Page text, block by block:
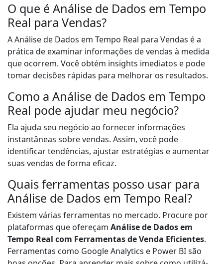
O que é Análise de Dados em Tempo
Real para Vendas?
A Análise de Dados em Tempo Real para Vendas é a
prática de examinar informações de vendas à medida
que ocorrem. Você obtém insights imediatos e pode
tomar decisões rápidas para melhorar os resultados.
Como a Análise de Dados em Tempo
Real pode ajudar meu negócio?
Ela ajuda seu negócio ao fornecer informações
instantâneas sobre vendas. Assim, você pode
identificar tendências, ajustar estratégias e aumentar
suas vendas de forma eficaz.
Quais ferramentas posso usar para
Análise de Dados em Tempo Real?
Existem várias ferramentas no mercado. Procure por
plataformas que ofereçam Análise de Dados em
Tempo Real com Ferramentas de Venda Eficientes.
Ferramentas como Google Analytics e Power BI são